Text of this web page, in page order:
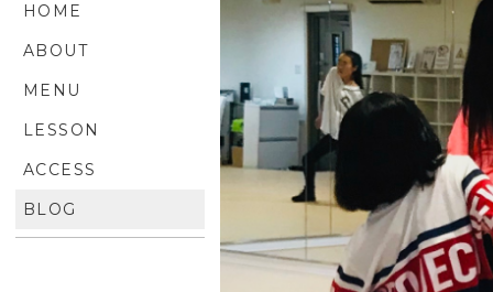
HOME
ABOUT
MENU
LESSON
ACCESS
BLOG